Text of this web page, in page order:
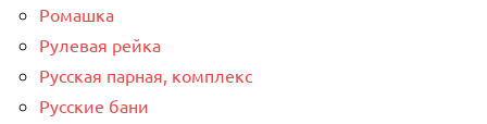
Ромашка
Рулевая рейка
Русская парная, комплекс
Русские бани